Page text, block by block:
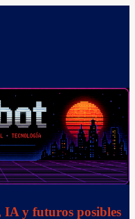
IA y futuros posibles